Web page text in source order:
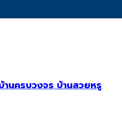
นครบวงจร บ้านสวยหรู